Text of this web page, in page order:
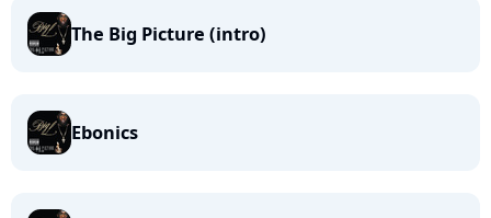
The Big Picture (intro)
Ebonics